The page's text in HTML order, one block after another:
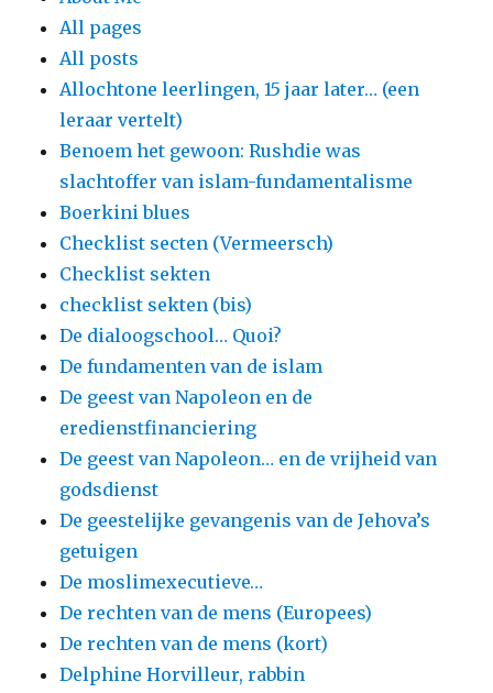
All pages
All posts
Allochtone leerlingen, 15 jaar later… (een
leraar vertelt)
Benoem het gewoon: Rushdie was
slachtoffer van islam-fundamentalisme
Boerkini blues
Checklist secten (Vermeersch)
Checklist sekten
checklist sekten (bis)
De dialoogschool… Quoi?
De fundamenten van de islam
De geest van Napoleon en de
eredienstfinanciering
De geest van Napoleon… en de vrijheid van
godsdienst
De geestelijke gevangenis van de Jehova’s
getuigen
De moslimexecutieve…
De rechten van de mens (Europees)
De rechten van de mens (kort)
Delphine Horvilleur, rabbin